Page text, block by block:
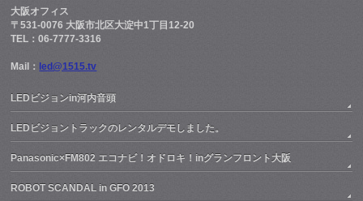
大阪オフィス
〒531-0076 大阪市北区大淀中1丁目12-20
TEL：06-7777-3316
Mail： led@1515.tv
LEDビジョンin河内音頭
LEDビジョントラックのレンタルデモしました。
Panasonic×FM802 エコナビ！オドロキ！inグランフロント大阪
ROBOT SCANDAL in GFO 2013